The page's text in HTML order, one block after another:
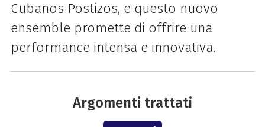
Cubanos Postizos, e questo nuovo
ensemble promette di offrire una
performance intensa e innovativa.
Argomenti trattati